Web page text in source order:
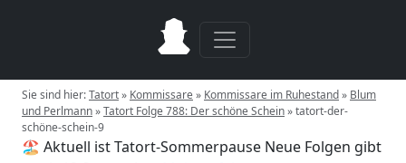
Sie sind hier:Tatort» Kommissare» Kommissare im Ruhestand» Blum
und Perlmann»Tatort Folge 788: Der schöne Schein»tatort-der-
schöne-schein-9
🏖️ Aktuell ist Tatort-Sommerpause Neue Folgen gibt